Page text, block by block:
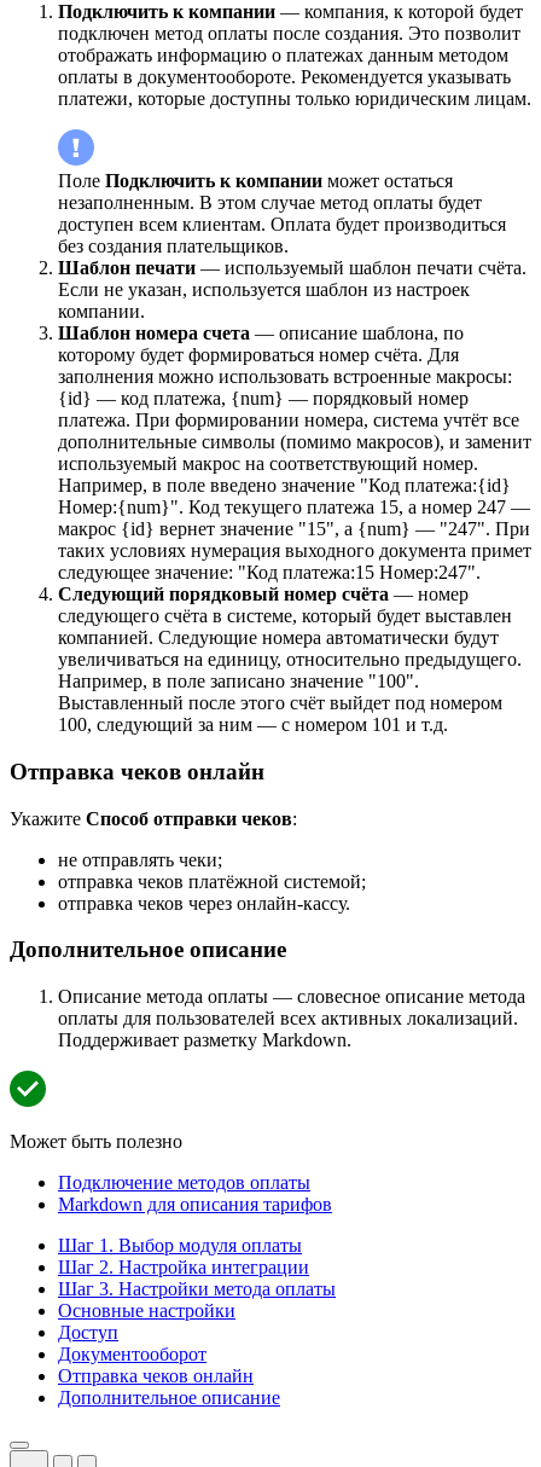
Подключить к компании — компания, к которой будет
подключен метод оплаты после создания. Это позволит
отображать информацию о платежах данным методом
оплаты в документообороте. Рекомендуется указывать
платежи, которые доступны только юридическим лицам.
Поле Подключить к компании может остаться
незаполненным. В этом случае метод оплаты будет
доступен всем клиентам. Оплата будет производиться
без создания плательщиков.
Шаблон печати — используемый шаблон печати счёта.
Если не указан, используется шаблон из настроек
компании.
Шаблон номера счета — описание шаблона, по
которому будет формироваться номер счёта. Для
заполнения можно использовать встроенные макросы:
{id} — код платежа, {num} — порядковый номер
платежа. При формировании номера, система учтёт все
дополнительные символы (помимо макросов), и заменит
используемый макрос на соответствующий номер.
Например, в поле введено значение "Код платежа:{id}
Номер:{num}". Код текущего платежа 15, а номер 247 —
макрос {id} вернет значение "15", а {num} — "247". При
таких условиях нумерация выходного документа примет
следующее значение: "Код платежа:15 Номер:247".
Следующий порядковый номер счёта — номер
следующего счёта в системе, который будет выставлен
компанией. Следующие номера автоматически будут
увеличиваться на единицу, относительно предыдущего.
Например, в поле записано значение "100".
Выставленный после этого счёт выйдет под номером
100, следующий за ним — с номером 101 и т.д.
Отправка чеков онлайн
Укажите Способ отправки чеков:
не отправлять чеки;
отправка чеков платёжной системой;
отправка чеков через онлайн-кассу.
Дополнительное описание
Описание метода оплаты — словесное описание метода
оплаты для пользователей всех активных локализаций.
Поддерживает разметку Markdown.
Может быть полезно
Подключение методов оплаты
Markdown для описания тарифов
Шаг 1. Выбор модуля оплаты
Шаг 2. Настройка интеграции
Шаг 3. Настройки метода оплаты
Основные настройки
Доступ
Документооборот
Отправка чеков онлайн
Дополнительное описание